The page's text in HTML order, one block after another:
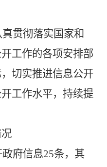
真贯彻落实国家和
工作的各项安排部
切实推进信息公开
工作水平，持续提
况
府信息25条，其